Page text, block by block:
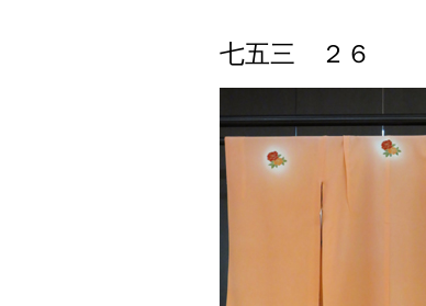
七五三 ２６